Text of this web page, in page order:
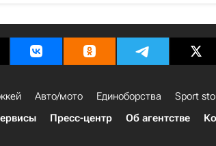
Авто/мото Единоборства Sport
Пресс-центр Об агентстве